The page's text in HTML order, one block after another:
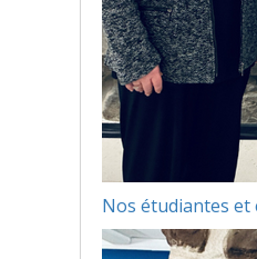
Nos étudiantes et